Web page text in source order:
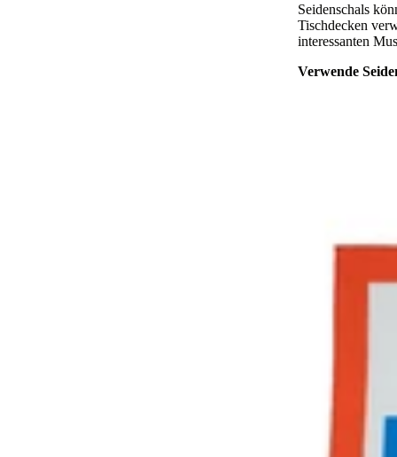
Seidenschals
Tischdecken
interessanten
Verwende